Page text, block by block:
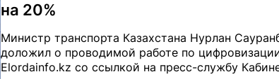
на 20%
Министр транспорта Казахстана Нурлан
доложил о проводимой работе по
Elordainfo.kz со ссылкой на пресс-службу